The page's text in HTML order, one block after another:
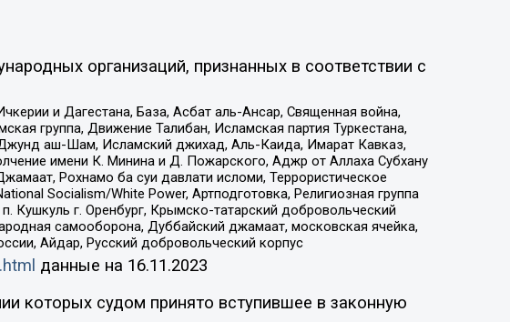
организаций, признанных в соответствии с
и Дагестана, База, Асбат аль-Ансар, Священная война,
группа, Движение Талибан, Исламская партия Туркестана,
аш-Шам, Исламский джихад, Аль-Каида, Имарат Кавказ,
имени К. Минина и Д. Пожарского, Аджр от Аллаха Субхану
Рохнамо ба суи давлати исломи, Террористическое
Socialism/White Power, Артподготовка, Религиозная группа
Кушкуль г. Оренбург, Крымско-татарский добровольческий
самооборона, Дуббайский джамаат, московская ячейка,
Айдар, Русский добровольческий корпус
данные на 16.11.2023
которых судом принято вступившее в законную